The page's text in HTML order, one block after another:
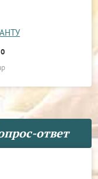
0
ответ